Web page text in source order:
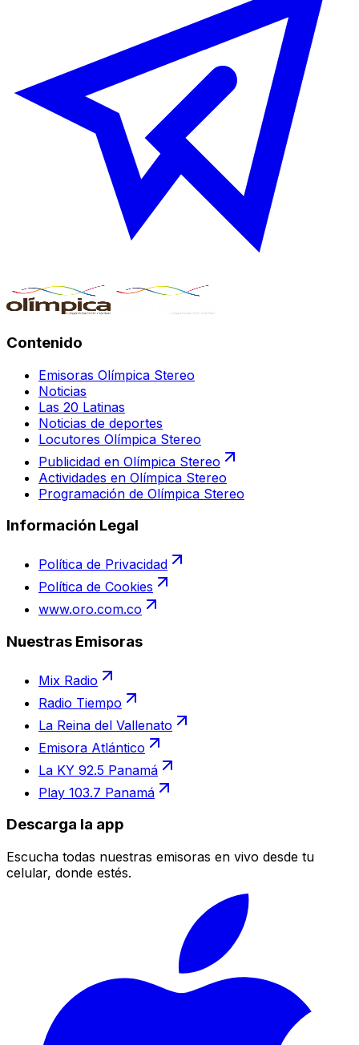
Contenido
Emisoras Olímpica Stereo
Noticias
Las 20 Latinas
Noticias de deportes
Locutores Olímpica Stereo
Publicidad en Olímpica Stereo
Actividades en Olímpica Stereo
Programación de Olímpica Stereo
Información Legal
Política de Privacidad
Política de Cookies
www.oro.com.co
Nuestras Emisoras
Mix Radio
Radio Tiempo
La Reina del Vallenato
Emisora Atlántico
La KY 92.5 Panamá
Play 103.7 Panamá
Descarga la app
Escucha todas nuestras emisoras en vivo desde tu
celular, donde estés.